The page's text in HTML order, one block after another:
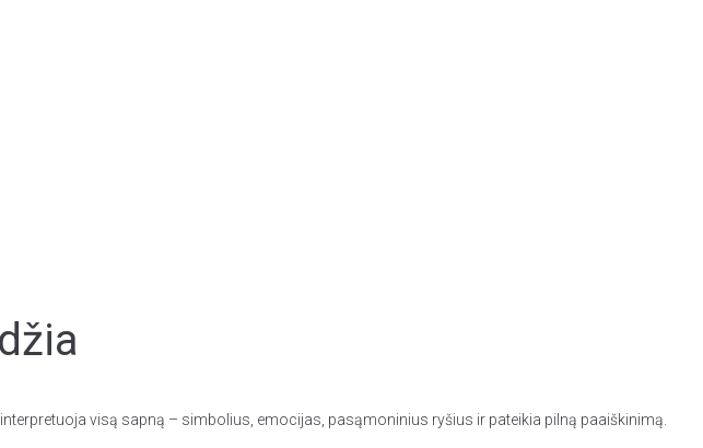
visą sapną – simbolius, emocijas, pasąmoninius ryšius ir pateikia pilną paaiškinimą.